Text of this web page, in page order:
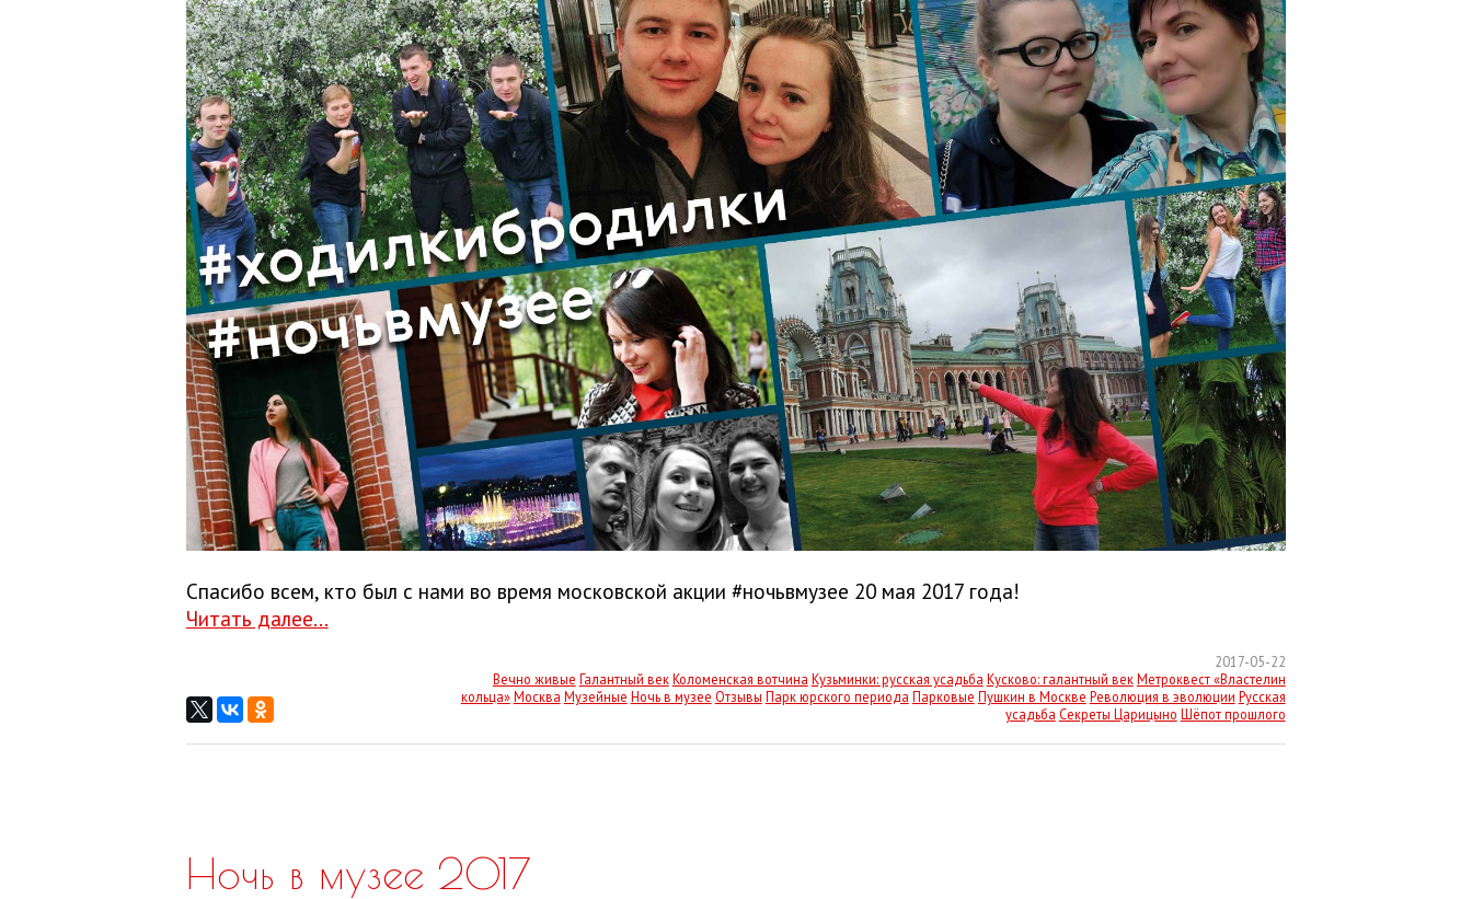
Спасибо всем, кто был с нами во время московской акции #ночьвмузее 20 мая 2017 года!
Читать далее...
2017-05-22
Вечно живые Галантный век Коломенская вотчина Кузьминки: русская усадьба Кусково: галантный век Метроквест «Властелин
кольца» Москва Музейные Ночь в музее Отзывы Парк юрского периода Парковые Пушкин в Москве Революция в эволюции Русская
усадьба Секреты Царицыно Шёпот прошлого
Ночь в музее 2017